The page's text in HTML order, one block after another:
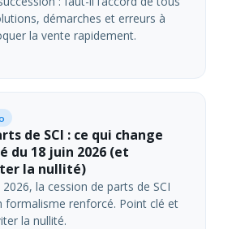
démarches et erreurs à
la vente rapidement.
de SCI : ce qui change
du 18 juin 2026 (et
la nullité)
la cession de parts de SCI
formalisme renforcé. Point clé et
la nullité.